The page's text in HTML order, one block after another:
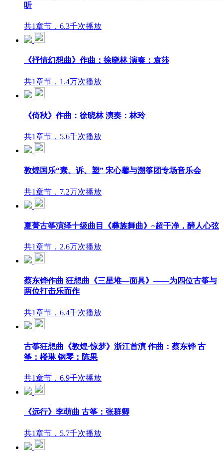
听
共1章节，6.3千次播放
《抒情幻想曲》作曲：徐晓林 演奏：袁莎
共1章节，1.4万次播放
《倚秋》作曲：徐晓林 演奏：林玲
共1章节，5.6千次播放
敦煌国乐“素、诉、塑” 宋心馨与溯筝团专场音乐会
共1章节，7.2万次播放
夏菁古筝演绎十级曲目《彝族舞曲》~超干净，醉人心弦
共1章节，2.6万次播放
蔡东铧作曲 狂想曲《三星堆—面具》——为四位古筝与
两位打击乐而作
共1章节，6.4千次播放
古筝狂想曲《敦煌·惊梦》浙江首演 作曲：蔡东铧 古
筝：楼琳 钢琴：陈果
共1章节，6.9千次播放
《远行》李萌曲 古筝：张群卿
共1章节，5.7千次播放